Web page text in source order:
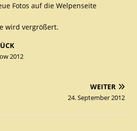
Fotos auf die Welpenseite
wird vergrößert.
2012
WEITER
24. September 2012